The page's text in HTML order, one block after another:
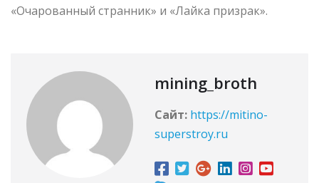
«Очарованный странник» и «Лайка призрак».
mining_broth
Сайт: https://mitino-
superstroy.ru